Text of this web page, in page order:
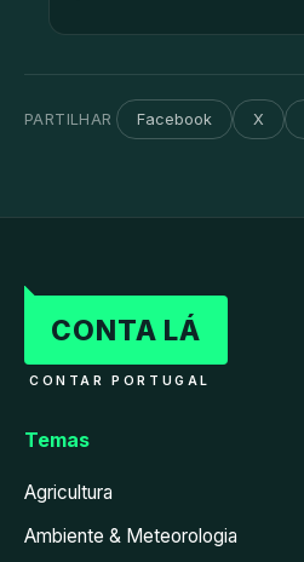
PARTILHAR Facebook X
CONTA LÁ
CONTAR PORTUGAL
Temas
Agricultura
Ambiente & Meteorologia